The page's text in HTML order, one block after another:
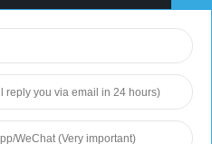
COMPANY
Production Line